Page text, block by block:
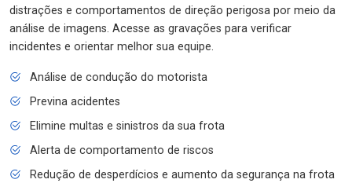
distrações e comportamentos de direção perigosa por meio da
análise de imagens. Acesse as gravações para verificar
incidentes e orientar melhor sua equipe.
Análise de condução do motorista
Previna acidentes
Elimine multas e sinistros da sua frota
Alerta de comportamento de riscos
Redução de desperdícios e aumento da segurança na frota